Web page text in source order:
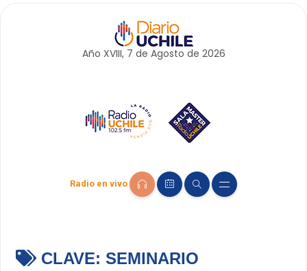
Año XVIII, 7 de Agosto de 2026
Radio en vivo
CLAVE: SEMINARIO